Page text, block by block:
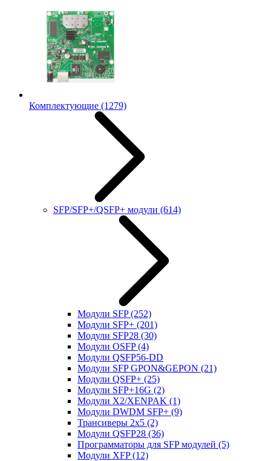
Комплектующие (1279)
SFP/SFP+/QSFP+ модули (614)
Модули SFP(252)
Модули SFP+ (201)
Модули SFP28 (30)
Модули OSFP(4)
Модули QSFP56-DD
Модули SFP GPON&GEPON (21)
Модули QSFP+ (25)
Модули SFP+16G (2)
Модули X2/XENPAK (1)
Модули DWDM SFP+ (9)
Трансиверы 2x5 (2)
Модули QSFP28 (36)
Программаторы для SFP модулей (5)
Модули XFP(12)